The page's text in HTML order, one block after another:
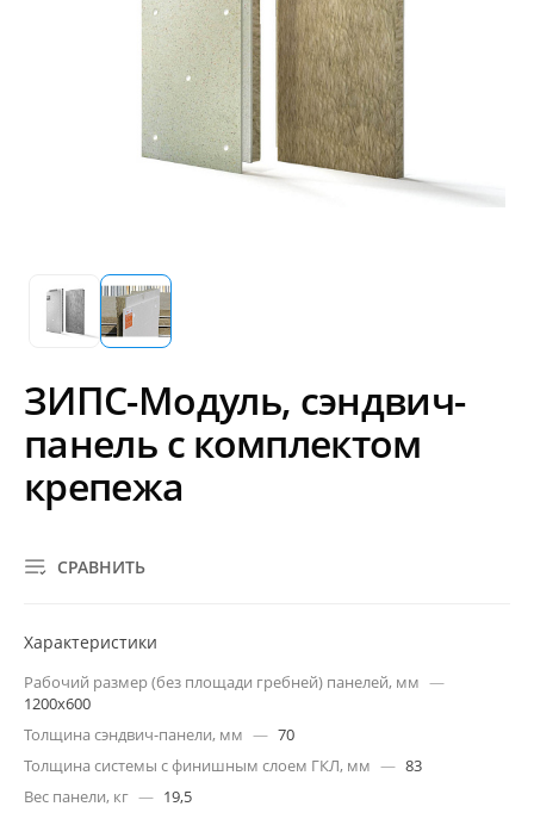
ЗИПС-Модуль, сэндвич-
панель с комплектом
крепежа
СРАВНИТЬ
Характеристики
Рабочий размер (без площади гребней) панелей, мм —
1200х600
Толщина сэндвич-панели, мм — 70
Толщина системы с финишным слоем ГКЛ, мм — 83
Вес панели, кг — 19,5